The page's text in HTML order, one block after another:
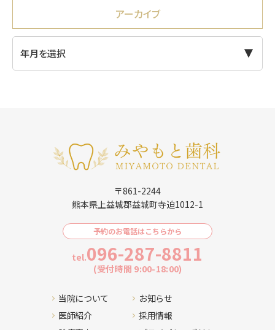
アーカイブ
〒861-2244
熊本県上益城郡益城町寺迫1012-1
予約のお電話はこちらから
tel.096-287-8811
(受付時間 9:00-18:00)
当院について
医師紹介
お知らせ
採用情報